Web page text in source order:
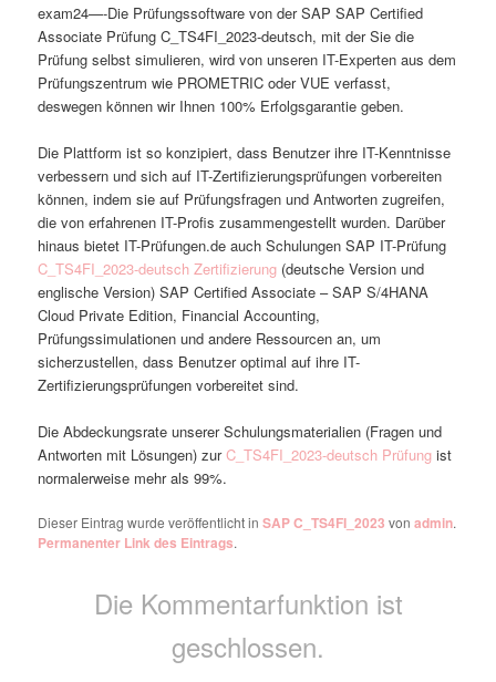
exam24—-Die Prüfungssoftware von der SAP SAP Certified
Associate Prüfung C_TS4FI_2023-deutsch, mit der Sie die
Prüfung selbst simulieren, wird von unseren IT-Experten aus dem
Prüfungszentrum wie PROMETRIC oder VUE verfasst,
deswegen können wir Ihnen 100% Erfolgsgarantie geben.
Die Plattform ist so konzipiert, dass Benutzer ihre IT-Kenntnisse
verbessern und sich auf IT-Zertifizierungsprüfungen vorbereiten
können, indem sie auf Prüfungsfragen und Antworten zugreifen,
die von erfahrenen IT-Profis zusammengestellt wurden. Darüber
hinaus bietet IT-Prüfungen.de auch Schulungen SAP IT-Prüfung
C_TS4FI_2023-deutsch Zertifizierung (deutsche Version und
englische Version) SAP Certified Associate – SAP S/4HANA
Cloud Private Edition, Financial Accounting,
Prüfungssimulationen und andere Ressourcen an, um
sicherzustellen, dass Benutzer optimal auf ihre IT-
Zertifizierungsprüfungen vorbereitet sind.
Die Abdeckungsrate unserer Schulungsmaterialien (Fragen und
Antworten mit Lösungen) zurC_TS4FI_2023-deutsch Prüfung ist
normalerweise mehr als 99%.
Dieser Eintrag wurde veröffentlicht inSAP C_TS4FI_2023 vonadmin.
Permanenter Link des Eintrags.
Die Kommentarfunktion ist
geschlossen.